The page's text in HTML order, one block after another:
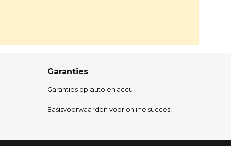
Garanties
Garanties op auto en accu
Basisvoorwaarden voor online succes!